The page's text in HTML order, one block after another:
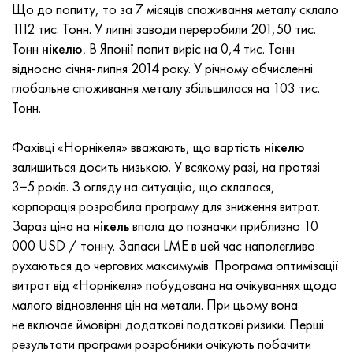
Що до попиту, то за 7 місяців споживання металу склало
1112 тис. Тонн. У липні заводи переробили 201,50 тис.
Тонн нікелю. В Японії попит виріс на 0,4 тис. Тонн
відносно січня-липня 2014 року. У річному обчисленні
глобальне споживання металу збільшилася на 103 тис.
Тонн.
Фахівці «Норнікеля» вважають, що вартість нікелю
залишиться досить низькою. У всякому разі, на протязі
3−5 років. З огляду на ситуацію, що склалася,
корпорація розробила програму для зниження витрат.
Зараз ціна на нікельвпала до позначки приблизно 10
000 USD / тонну. Запаси LME в цей час наполегливо
рухаються до чергових максимумів. Програма оптимізації
витрат від «Норнікеля» побудована на очікуваннях щодо
малого відновлення цін на метали. При цьому вона
не включає ймовірні додаткові податкові ризики. Перші
результати програми розробники очікують побачити
Incotherm
Incotest
Jethete M152
maraging 250
Рене 41
Maraging 300
Maraging 350
MP35N
Стрічка, коло, дріт 47НД
Стрічка, коло, дріт 47НХР
Стрічка 49КФ
труба 50Н
Стрічка, коло, дріт 50НП
Стрічка, коло, дріт 50НХС
Стрічка, коло, дріт 52Н
52К12Ф
Лист, круг, дріт ХН62ВМЮТ
Лист, круг, дріт ХН62МВКЮ
Лист, круг, дріт ХН63МБ
ХН65ВМТЮ
Лист, круг, дріт ХН67МВТЮ
Лист, круг, дріт ХН68ВКТЮ
Труба, круг, сплав ХН68ВМТЮК-вд
ХН70ВМТЮ
ВТ-35
ПТ-1М сплав, труба
ПТ-3В
2B
СПТ-2 св
АТ3
3М
ТЛ3
1.4466 - aisi 310MoLn
сплав Al6xn
15-7Ph® - 1.4532
1.4542 - 17-4Ph®
Сustom 455® - 1.4543 - uns s45500
1.4545 - 15-5Ph®
1.4548 - 17-4Ph®
1.4550 - aisi 347
10Х17Н13М3Т
Сплав 10Х18Н18Ю4Д
11Х11Н2В2МФ
13Х11Н2В2МФ
15х11мф
15х12внмф
15Х12Н2МВФАБ
15Х16К5Н2МВФАБ
2.0872, CuNi10Fe1Mn, Cw352h
Кремнисто алюмінієва бронза
CW301G, C64200
C65500, CuAl11Fe3
C65620, CuSi3Fe2Zn3
C65100, CuSi1.5
Оловяно-свинцева бронза
c92200, CuSn6Zn4Pb2
Червона латунь
C84400, CuSn2ZnPb
C83600, CuSn5ZnPb
45Г2, 45g2, aisi +1144
Легована конструкційна сталь
10g2, 10Г2, aisi 1 513
АС14, 11SMnPb30
20Г, 20mn5
20ХН3А, aisi 4320, 20hn3a
20ХМ, 24CrMo5, 20hm
25ХГМ, 20CrMo5, 1.7264
Р6М5, 1.3343, hs6-5-2, sw7m
Р6М5К5, 1.3243, hs6-5-2-5
Р6М5Ф3, 1.3344, hs6-5-3
Р12Ф3, 1.3318, sw12
Р18, 1.3355, hs18-0-1, sw18
Вуглецева сталь
У10,1.1645, C105W1
11G12, 110Г13Л, X120Mn12